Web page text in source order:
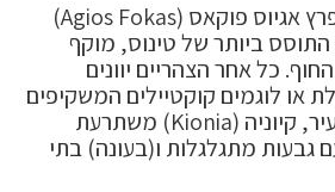
קרוב יותר לחורה, מפרץ אגיוס פוקאס (Agios Fokas)
ביותר של טינוס, מוקף
כל אחר הצהריים יוונים
או לוגמים קוקטיילים המשקיפים
על הנמל. מערבית לעיר, קיוניה (Kionia) משתרעת
גבעות מתגלגלות ו(בעונה) בתי